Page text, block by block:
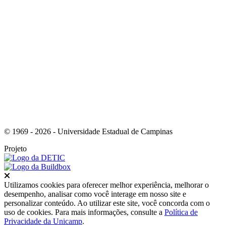
© 1969 - 2026 - Universidade Estadual de Campinas
Projeto
Utilizamos cookies para oferecer melhor experiência, melhorar o
desempenho, analisar como você interage em nosso site e
personalizar conteúdo. Ao utilizar este site, você concorda com o
uso de cookies. Para mais informações, consulte a Política de
Privacidade da Unicamp.